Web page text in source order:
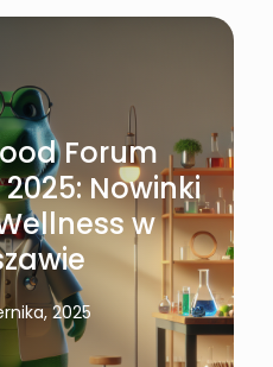
Forum
Nowinki
w
2025